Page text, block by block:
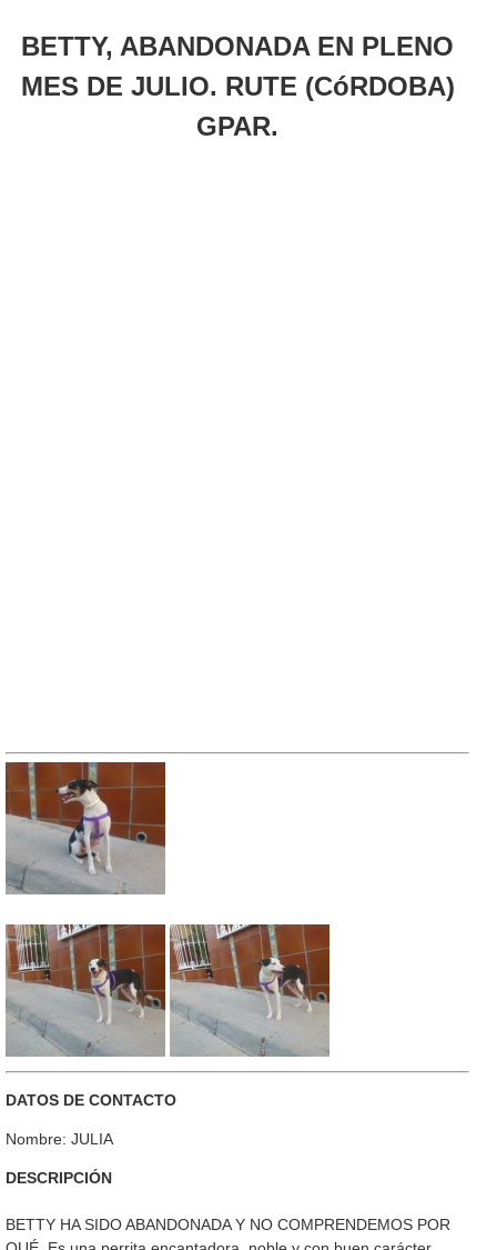
BETTY, ABANDONADA EN PLENO
MES DE JULIO. RUTE (CóRDOBA)
GPAR.
DATOS DE CONTACTO
Nombre: JULIA
DESCRIPCIÓN
BETTY HA SIDO ABANDONADA Y NO COMPRENDEMOS POR